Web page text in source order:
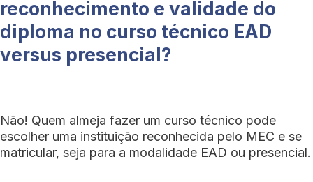
reconhecimento e validade do
diploma no curso técnico EAD
versus presencial?
Não! Quem almeja fazer um curso técnico pode
escolher uma instituição reconhecida pelo MEC e se
matricular, seja para a modalidade EAD ou presencial.